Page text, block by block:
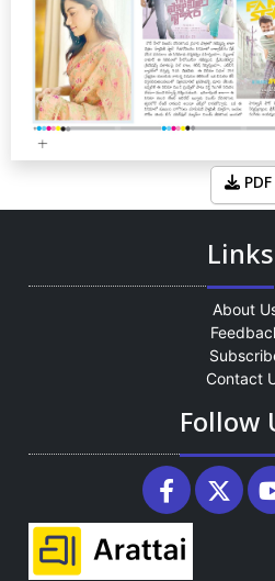
PDF
Links
About
Contact
Follow